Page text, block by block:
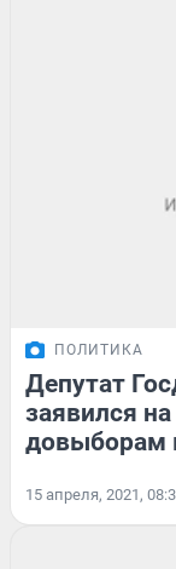
ПОЛИТИКА
Депутат
заявился
довыборам
15 апреля, 2021,